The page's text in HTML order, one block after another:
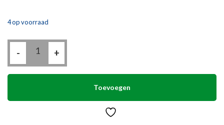
4 op voorraad
-
Sluitzegel
aantal
+
Toevoegen